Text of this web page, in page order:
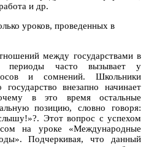
и др.
уроков, проведенных в
между государствами в
периоды часто вызывает у
и сомнений. Школьники
внезапно начинает
в это время остальные
позицию, словно говоря:
Этот вопрос с успехом
на уроке «Международные
Подчеркивая, что данный